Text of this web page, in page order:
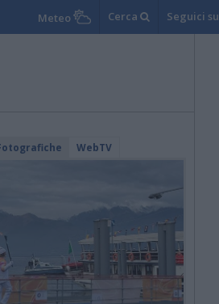
Meteo Cerca Seguici su
WebTV